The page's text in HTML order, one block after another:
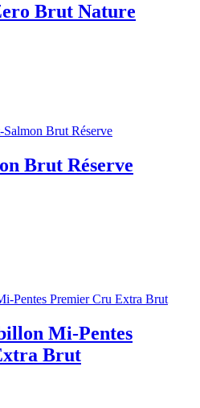
Brut Nature
Brut Réserve
Mi-Pentes
Brut